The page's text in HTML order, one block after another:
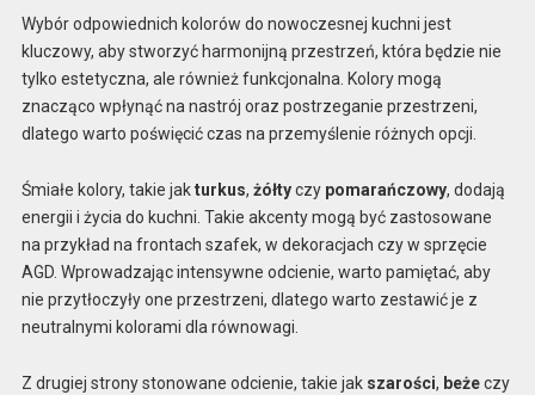
Wybór odpowiednich kolorów do nowoczesnej kuchni jest
kluczowy, aby stworzyć harmonijną przestrzeń, która będzie nie
tylko estetyczna, ale również funkcjonalna. Kolory mogą
znacząco wpłynąć na nastrój oraz postrzeganie przestrzeni,
dlatego warto poświęcić czas na przemyślenie różnych opcji.
Śmiałe kolory, takie jakturkus, żółtyczy pomarańczowy, dodają
energii i życia do kuchni. Takie akcenty mogą być zastosowane
na przykład na frontach szafek, w dekoracjach czy w sprzęcie
AGD. Wprowadzając intensywne odcienie, warto pamiętać, aby
nie przytłoczyły one przestrzeni, dlatego warto zestawić je z
neutralnymi kolorami dla równowagi.
Z drugiej strony stonowane odcienie, takie jak szarości, beżeczy